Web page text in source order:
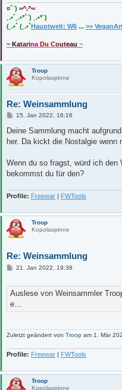
¤´¨) =^.^=
¸.•´¸.•*´¨) ¸.•*¨)
(¸.•´ (¸.•`Hauptwelt: W6 ... >>
~ Katarina Du Couteau ~
Troop
Kopolaspinne
Re: Weinsammlung
B
i
r
15. Jan 2022, 16:16
Deine Sammlung macht
her. Da kickt die Nostalgie wenn
Wenn du so fragst, würd ich den
bekommst du für den?
Profile: Freewar | FWTools
Troop
Kopolaspinne
Re: Weinsammlung
B
r
a
21. Jan 2022, 19:38
Auslese von Weinsammler
e…
Zuletzt geändert von Troop am 1. Mär
Profile: Freewar FWTools
Troop
Kopolaspinne